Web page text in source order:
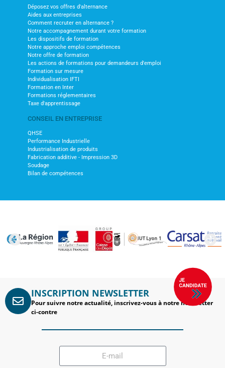
Déposez vos offres d'alternance
Aides aux entreprises
Comment recruter en alternance ?
Notre accompagnement durant votre formation
Les dispositifs de formation
Notre approche emploi compétences
Notre offre de formation
Les actions de formations pour demandeurs d'emploi
Formation sur mesure
Individualisation IFTI
Formation en Inter
Formations réglementaires
Taxe d'apprentissage
CONSEIL EN ENTREPRISE
QHSE
Performance Industrielle
Industrialisation de produits
Fabrication additive - Impression 3D
Soudage
Bilan de compétences
INSCRIPTION NEWSLETTER
Pour suivre notre actualité, inscrivez-vous à notre newsletter
ci-contre